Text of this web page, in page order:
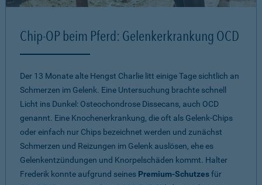
Chip-OP beim Pferd: Gelenkerkrankung OCD
Der 13 Monate alte Hengst Charlie litt einige Tage sichtlich an
Schmerzen im Gelenk. Eine Untersuchung brachte schnell
Licht ins Dunkel: Osteochondrose Dissecans, auch OCD
genannt. Eine Knochenerkrankung, die oft als Gelenk-Chips
oder einfach nur Chips bezeichnet werden und zunächst
Schmerzen und Reizungen im Gelenk auslösen, ehe es
Gelenkentzündungen und Knorpelschäden kommt. Halter
Frederik konnte aufgrund seines Premium-Schutzesfür